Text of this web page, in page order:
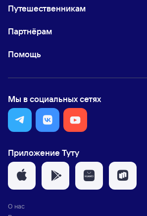
Путешественникам
Партнёрам
Помощь
Мы в социальных сетях
Приложение Туту
О нас